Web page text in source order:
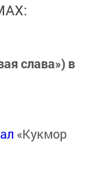
слава») в
«Кукмор